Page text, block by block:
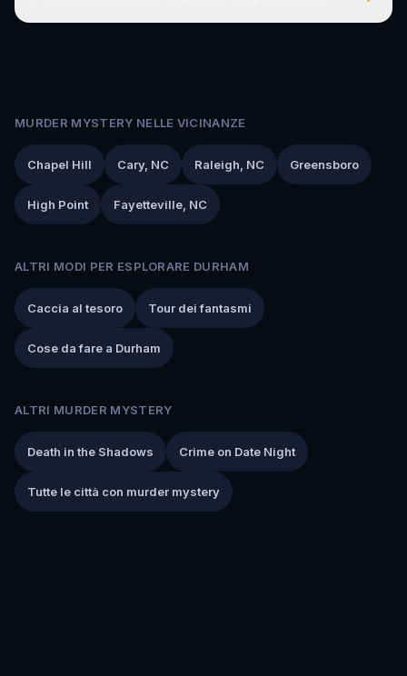
MURDER MYSTERY NELLE VICINANZE
Chapel Hill Cary, NC Raleigh, NC Greensboro
High Point Fayetteville, NC
ALTRI MODI PER ESPLORARE DURHAM
Caccia al tesoro Tour dei fantasmi
Cose da fare a Durham
ALTRI MURDER MYSTERY
Death in the Shadows Crime on Date Night
Tutte le città con murder mystery